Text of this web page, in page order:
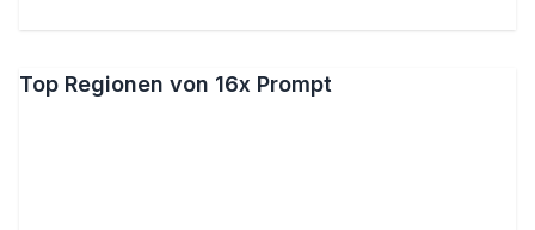
Top Regionen von 16x Prompt